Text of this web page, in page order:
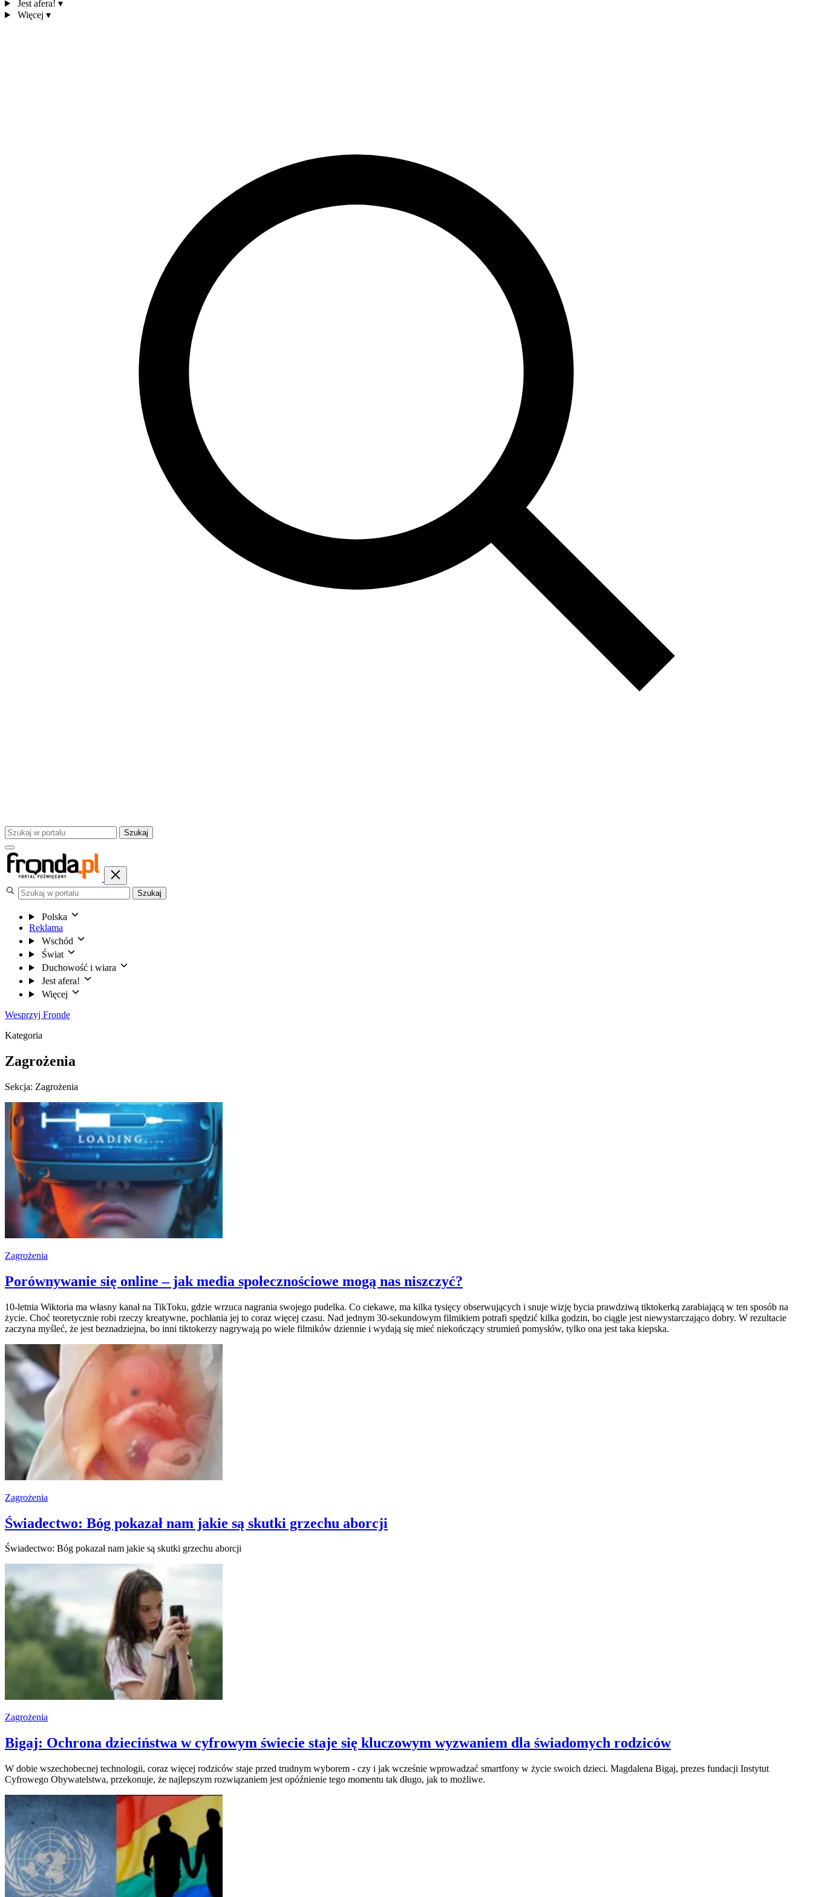
Jest afera! ▾
Więcej ▾
Szukaj
Szukaj
Polska
Reklama
Wschód
Świat
Duchowość i wiara
Jest afera!
Więcej
Wesprzyj Frondę
Kategoria
Zagrożenia
Sekcja: Zagrożenia
Zagrożenia
Porównywanie się online – jak media społecznościowe mogą nas niszczyć?
10-letnia Wiktoria ma własny kanał na TikToku, gdzie wrzuca nagrania swojego pudelka. Co ciekawe, ma kilka tysięcy obserwujących i snuje wizję bycia prawdziwą tiktokerką zarabiającą w ten sposób na
życie. Choć teoretycznie robi rzeczy kreatywne, pochłania jej to coraz więcej czasu. Nad jednym 30-sekundowym filmikiem potrafi spędzić kilka godzin, bo ciągle jest niewystarczająco dobry. W rezultacie
zaczyna myśleć, że jest beznadziejna, bo inni tiktokerzy nagrywają po wiele filmików dziennie i wydają się mieć niekończący strumień pomysłów, tylko ona jest taka kiepska.
Zagrożenia
Świadectwo: Bóg pokazał nam jakie są skutki grzechu aborcji
Świadectwo: Bóg pokazał nam jakie są skutki grzechu aborcji
Zagrożenia
Bigaj: Ochrona dzieciństwa w cyfrowym świecie staje się kluczowym wyzwaniem dla świadomych rodziców
W dobie wszechobecnej technologii, coraz więcej rodziców staje przed trudnym wyborem - czy i jak wcześnie wprowadzać smartfony w życie swoich dzieci. Magdalena Bigaj, prezes fundacji Instytut
Cyfrowego Obywatelstwa, przekonuje, że najlepszym rozwiązaniem jest opóźnienie tego momentu tak długo, jak to możliwe.